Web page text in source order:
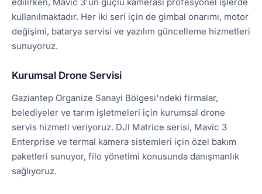
kullanılmaktadır. Her iki seri için de gimbal onarımı, motor
değişimi, batarya servisi ve yazılım güncelleme hizmetleri
sunuyoruz.
Kurumsal Drone Servisi
Gaziantep Organize Sanayi Bölgesi'ndeki firmalar,
belediyeler ve tarım işletmeleri için kurumsal drone
servis hizmeti veriyoruz. DJI Matrice serisi, Mavic 3
Enterprise ve termal kamera sistemleri için özel bakım
paketleri sunuyor, filo yönetimi konusunda danışmanlık
sağlıyoruz.